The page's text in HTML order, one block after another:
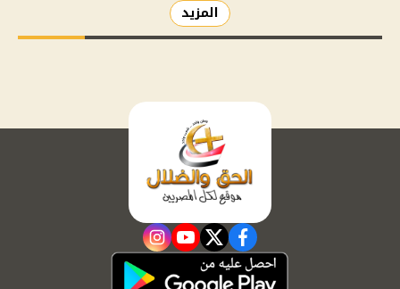
المزيد
facebook
twitter
youtube
instagram